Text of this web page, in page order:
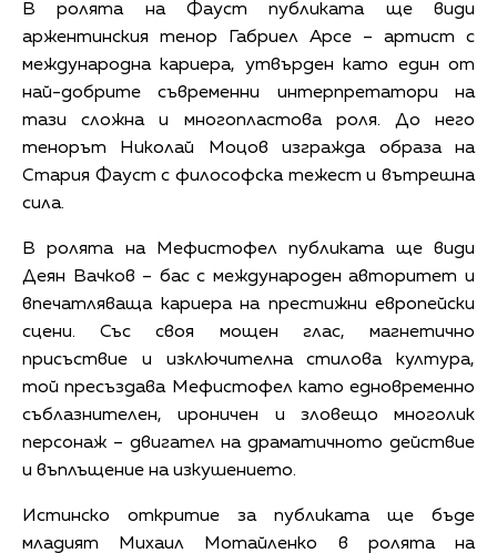
В ролята на Фауст публиката ще види
аржентинския тенор Габриел Арсе – артист с
международна кариера, утвърден като един от
най-добрите съвременни интерпретатори на
тази сложна и многопластова роля. До него
тенорът Николай Моцов изгражда образа на
Стария Фауст с философска тежест и вътрешна
сила.
В ролята на Мефистофел публиката ще види
Деян Вачков – бас с международен авторитет и
впечатляваща кариера на престижни европейски
сцени. Със своя мощен глас, магнетично
присъствие и изключителна стилова култура,
той пресъздава Мефистофел като едновременно
съблазнителен, ироничен и зловещо многолик
персонаж – двигател на драматичното действие
и въплъщение на изкушението.
Истинско откритие за публиката ще бъде
младият Михаил Мотайленко в ролята на